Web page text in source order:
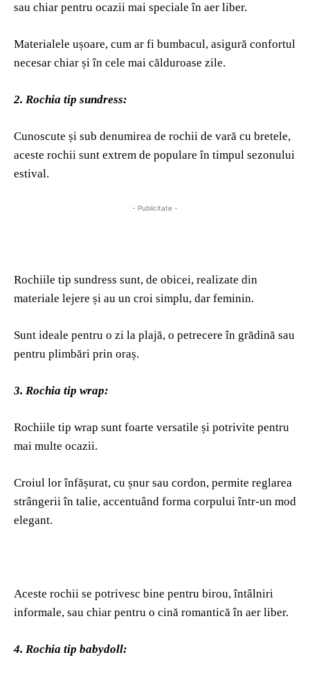
sau chiar pentru ocazii mai speciale în aer liber.
Materialele ușoare, cum ar fi bumbacul, asigură confortul
necesar chiar și în cele mai călduroase zile.
2. Rochia tip sundress:
Cunoscute și sub denumirea de rochii de vară cu bretele,
aceste rochii sunt extrem de populare în timpul sezonului
estival.
- Publicitate -
Rochiile tip sundress sunt, de obicei, realizate din
materiale lejere și au un croi simplu, dar feminin.
Sunt ideale pentru o zi la plajă, o petrecere în grădină sau
pentru plimbări prin oraș.
3. Rochia tip wrap:
Rochiile tip wrap sunt foarte versatile și potrivite pentru
mai multe ocazii.
Croiul lor înfășurat, cu șnur sau cordon, permite reglarea
strângerii în talie, accentuând forma corpului într-un mod
elegant.
Aceste rochii se potrivesc bine pentru birou, întâlniri
informale, sau chiar pentru o cină romantică în aer liber.
4. Rochia tip babydoll: